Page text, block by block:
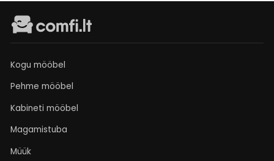
Kogu mööbel
Pehme mööbel
Kabineti mööbel
Magamistuba
Müük